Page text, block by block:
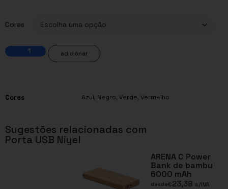
Cores
adicionar
Cores Azul, Negro, Verde, Vermelho
Sugestões relacionadas com
Porta USB Niyel
ARENA C Power
Bank de bambu
6000 mAh
desde€23,38 s/IVA